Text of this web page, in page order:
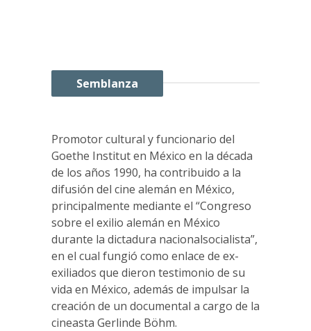
Semblanza
Promotor cultural y funcionario del
Goethe Institut en México en la década
de los años 1990, ha contribuido a la
difusión del cine alemán en México,
principalmente mediante el “Congreso
sobre el exilio alemán en México
durante la dictadura nacionalsocialista”,
en el cual fungió como enlace de ex-
exiliados que dieron testimonio de su
vida en México, además de impulsar la
creación de un documental a cargo de la
cineasta Gerlinde Böhm.